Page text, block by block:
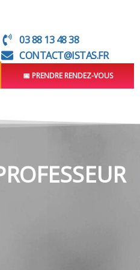
03 88 13 48 38
CONTACT@ISTAS.FR
📅 PRENDRE RENDEZ-VOUS